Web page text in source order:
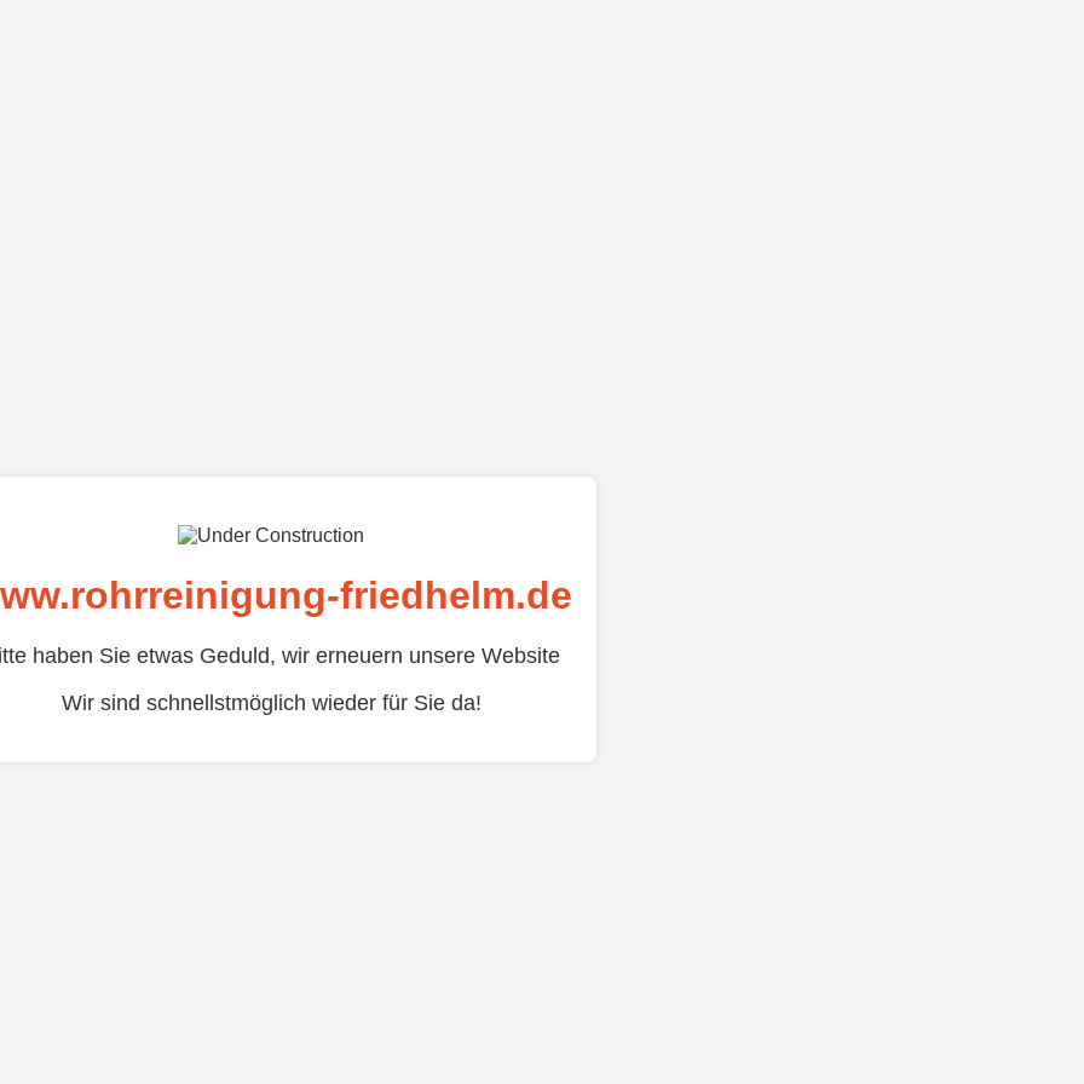
friedhelm.de
haben Sie etwas Geduld, wir erneuern unsere Website
Wir sind schnellstmöglich wieder für Sie da!